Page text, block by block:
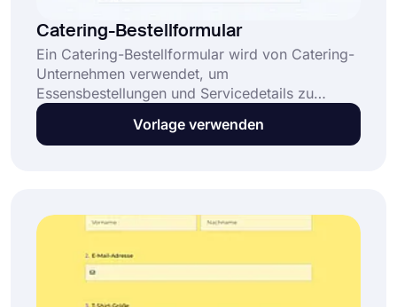
Catering-Bestellformular
Ein Catering-Bestellformular wird von Catering-
Unternehmen verwendet, um
Essensbestellungen und Servicedetails zu
erfassen. Es hilft dabei, Informationen wie
Veranstaltungsart, Gästeanzahl, Kontaktdaten,
Vorlage verwenden